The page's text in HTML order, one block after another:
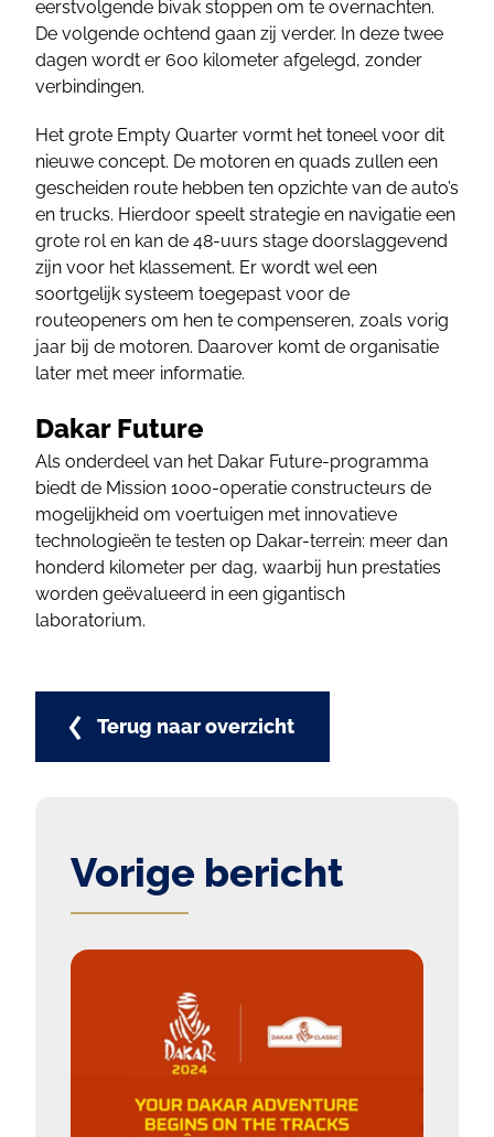
eerstvolgende bivak stoppen om te overnachten.
De volgende ochtend gaan zij verder. In deze twee
dagen wordt er 600 kilometer afgelegd, zonder
verbindingen.
Het grote Empty Quarter vormt het toneel voor dit
nieuwe concept. De motoren en quads zullen een
gescheiden route hebben ten opzichte van de auto’s
en trucks. Hierdoor speelt strategie en navigatie een
grote rol en kan de 48-uurs stage doorslaggevend
zijn voor het klassement. Er wordt wel een
soortgelijk systeem toegepast voor de
routeopeners om hen te compenseren, zoals vorig
jaar bij de motoren. Daarover komt de organisatie
later met meer informatie.
Dakar Future
Als onderdeel van het Dakar Future-programma
biedt de Mission 1000-operatie constructeurs de
mogelijkheid om voertuigen met innovatieve
technologieën te testen op Dakar-terrein: meer dan
honderd kilometer per dag, waarbij hun prestaties
worden geëvalueerd in een gigantisch
laboratorium.
Terug naar overzicht
Vorige bericht